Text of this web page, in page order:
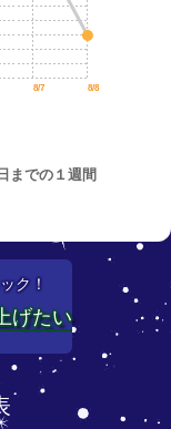
8/7 8/8
までの１週間
ク！
げたい